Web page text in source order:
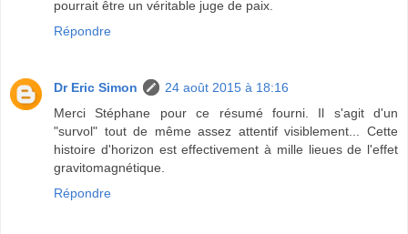
pourrait être un véritable juge de paix.
Répondre
Dr Eric Simon
24 août 2015 à 18:16
Merci Stéphane pour ce résumé fourni. Il s'agit d'un
"survol" tout de même assez attentif visiblement... Cette
histoire d'horizon est effectivement à mille lieues de l'effet
gravitomagnétique.
Répondre